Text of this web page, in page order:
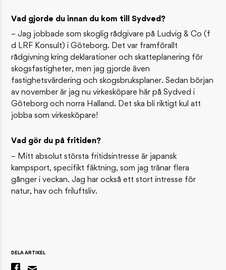
Vad gjorde du innan du kom till Sydved?
– Jag jobbade som skoglig rådgivare på Ludvig & Co (f
d LRF Konsult) i Göteborg. Det var framförallt
rådgivning kring deklarationer och skatteplanering för
skogsfastigheter, men jag gjorde även
fastighetsvärdering och skogsbruksplaner. Sedan början
av november är jag nu virkesköpare här på Sydved i
Göteborg och norra Halland. Det ska bli riktigt kul att
jobba som virkesköpare!
Vad gör du på fritiden?
– Mitt absolut största fritidsintresse är japansk
kampsport, specifikt fäktning, som jag tränar flera
gånger i veckan. Jag har också ett stort intresse för
natur, hav och friluftsliv.
DELA ARTIKEL